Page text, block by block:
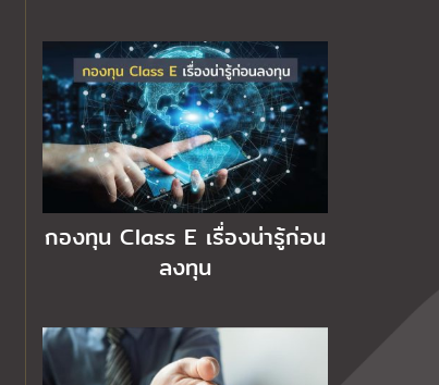
กองทุน Class E เรื่องน่ารู้ก่อน
ลงทุน